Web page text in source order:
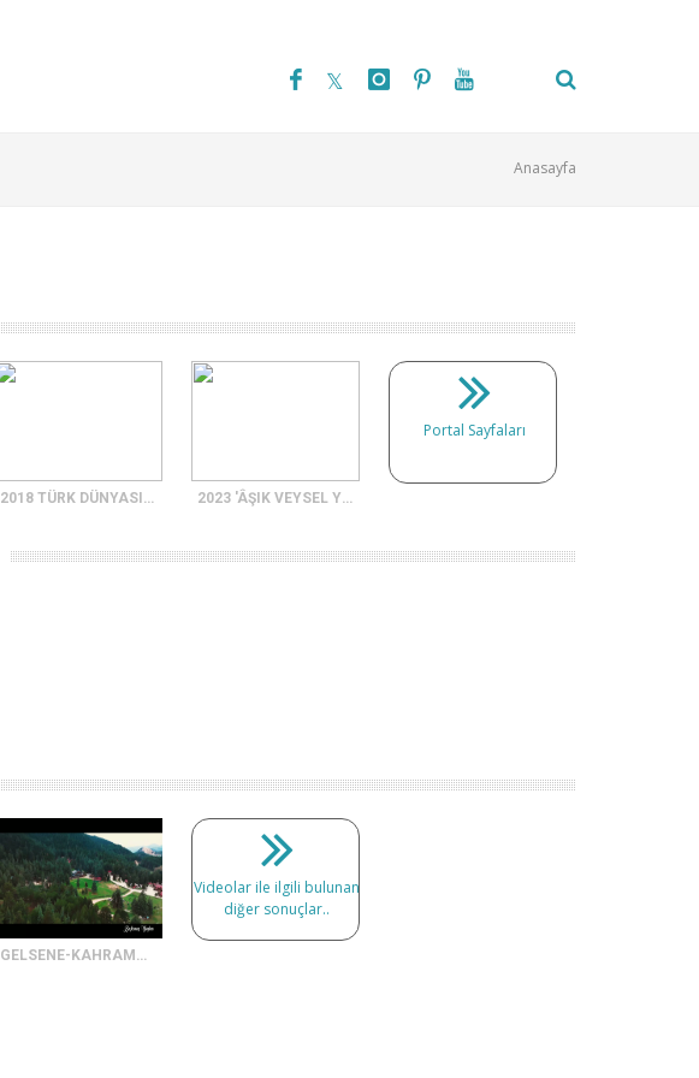
Anasayfa
2018 TÜRK DÜNYASI KÜLTÜR BAŞKENTİ KASTAMONU 2023 'ÂŞIK VEYSEL YILI'
Portal Sayfaları
GELSENE-KAHRAMANMARAŞ TANITIM FİLMİ
Videolar ile ilgili bulunan
diğer sonuçlar..